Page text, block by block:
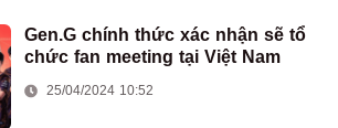
Gen.G chính thức xác nhận sẽ tổ
chức fan meeting tại Việt Nam
25/04/2024 10:52